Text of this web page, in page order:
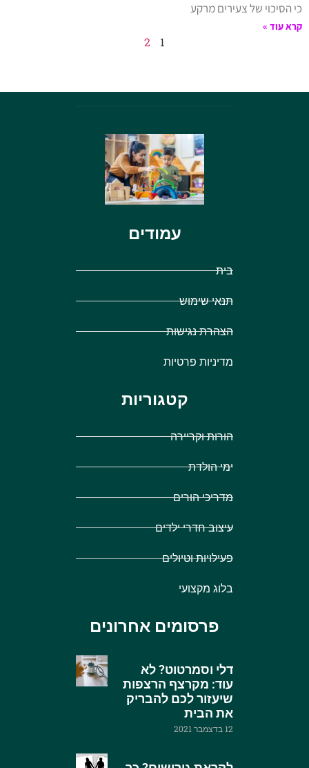
כי הסיכוי של צעירים מרקע
קרא עוד »
1
2
עמודים
בית
תנאי שימוש
הצהרת נגישות
מדיניות פרטיות
קטגוריות
הורות וקריירה
ימי הולדת
מדריכי הורים
עיצוב חדרי ילדים
פעילויות וטיולים
בלוג מקצועי
פרסומים אחרונים
דלי וסמרטוט? לא
עוד: מקרצף הרצפות
שיעזור לכם להבריק
את הבית
12 בדצמבר 2021